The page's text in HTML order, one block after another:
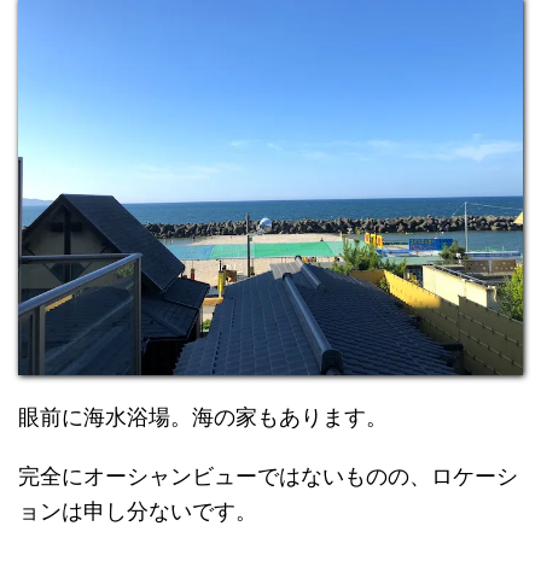
眼前に海水浴場。海の家もあります。
完全にオーシャンビューではないものの、ロケーシ
ョンは申し分ないです。